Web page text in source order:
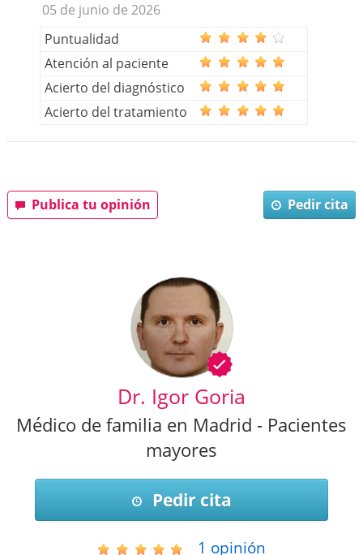
05 de junio de 2026
Puntualidad
Atención al paciente
Acierto del diagnóstico
Acierto del tratamiento
Publica tu opinión Pedir cita
Dr. Igor Goria
Médico de familia en Madrid - Pacientes
mayores
Pedir cita
1 opinión